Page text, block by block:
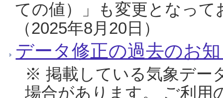
ての値）」も変更となっ
（2025年8月20日）
データ修正の過去のお
※ 掲載している気象デー
場合があります。 ご利用